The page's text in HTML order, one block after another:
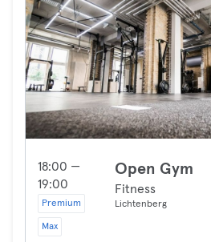
18:00 —
19:00
Premium
Max
Open Gym
Fitness
Lichtenberg